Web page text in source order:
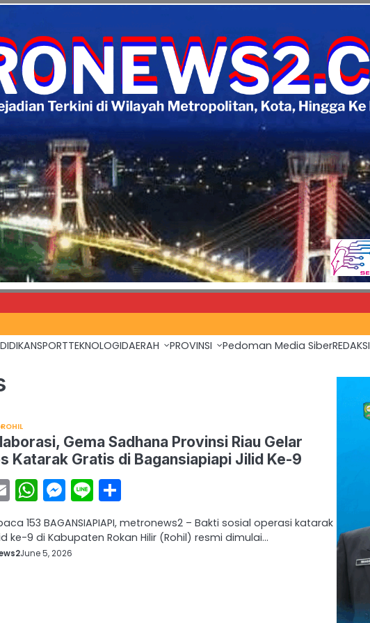
SPORTTEKNOLOGIDAERAH PROVINSI Pedoman Media SiberREDAKSI
ROHIL
Gema Sadhana Provinsi Riau Gelar
Katarak Gratis di Bagansiapiapi Jilid Ke-9
EmailWhatsApp
Messenger
Line
153 BAGANSIAPIAPI, metronews2 – Bakti sosial operasi katarak
ke-9 di Kabupaten Rokan Hilir (Rohil) resmi dimulai…
June 5, 2026